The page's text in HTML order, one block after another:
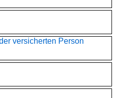
versicherten Person